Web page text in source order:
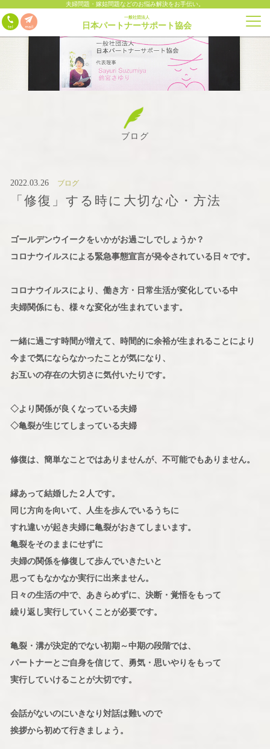
夫婦問題・嫁姑問題などのお悩み解決をお手伝い。
一般社団法人
日本パートナーサポート協会
ブログ
2022.03.26 ブログ
「修復」する時に大切な心・方法
ゴールデンウイークをいかがお過ごしでしょうか？
コロナウイルスによる緊急事態宣言が発令されている日々です。
コロナウイルスにより、働き方・日常生活が変化している中
夫婦関係にも、様々な変化が生まれています。
一緒に過ごす時間が増えて、時間的に余裕が生まれることにより
今まで気にならなかったことが気になり、
お互いの存在の大切さに気付いたりです。
◇より関係が良くなっている夫婦
◇亀裂が生じてしまっている夫婦
修復は、簡単なことではありませんが、不可能でもありません。
縁あって結婚した２人です。
同じ方向を向いて、人生を歩んでいるうちに
すれ違いが起き夫婦に亀裂がおきてしまいます。
亀裂をそのままにせずに
夫婦の関係を修復して歩んでいきたいと
思ってもなかなか実行に出来ません。
日々の生活の中で、あきらめずに、決断・覚悟をもって
繰り返し実行していくことが必要です。
亀裂・溝が決定的でない初期～中期の段階では、
パートナーとご自身を信じて、勇気・思いやりをもって
実行していけることが大切です。
会話がないのにいきなり対話は難いので
挨拶から初めて行きましょう。